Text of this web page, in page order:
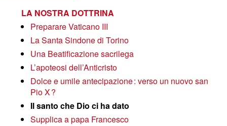
LA NOSTRA DOTTRINA
Preparare Vaticano III
La Santa Sindone di Torino
Una Beatificazione sacrilega
L’apoteosi dell’Anticristo
Dolce e umile antecipazione : verso un nuovo san
Pio X ?
Il santo che Dio ci ha dato
Supplica a papa Francesco